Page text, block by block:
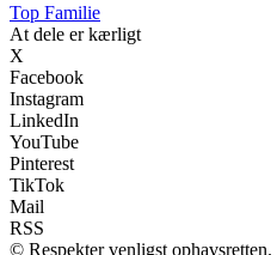
Top Familie
At dele er kærligt
X
Facebook
Instagram
LinkedIn
YouTube
Pinterest
TikTok
Mail
RSS
© Respekter venligst ophavsretten.